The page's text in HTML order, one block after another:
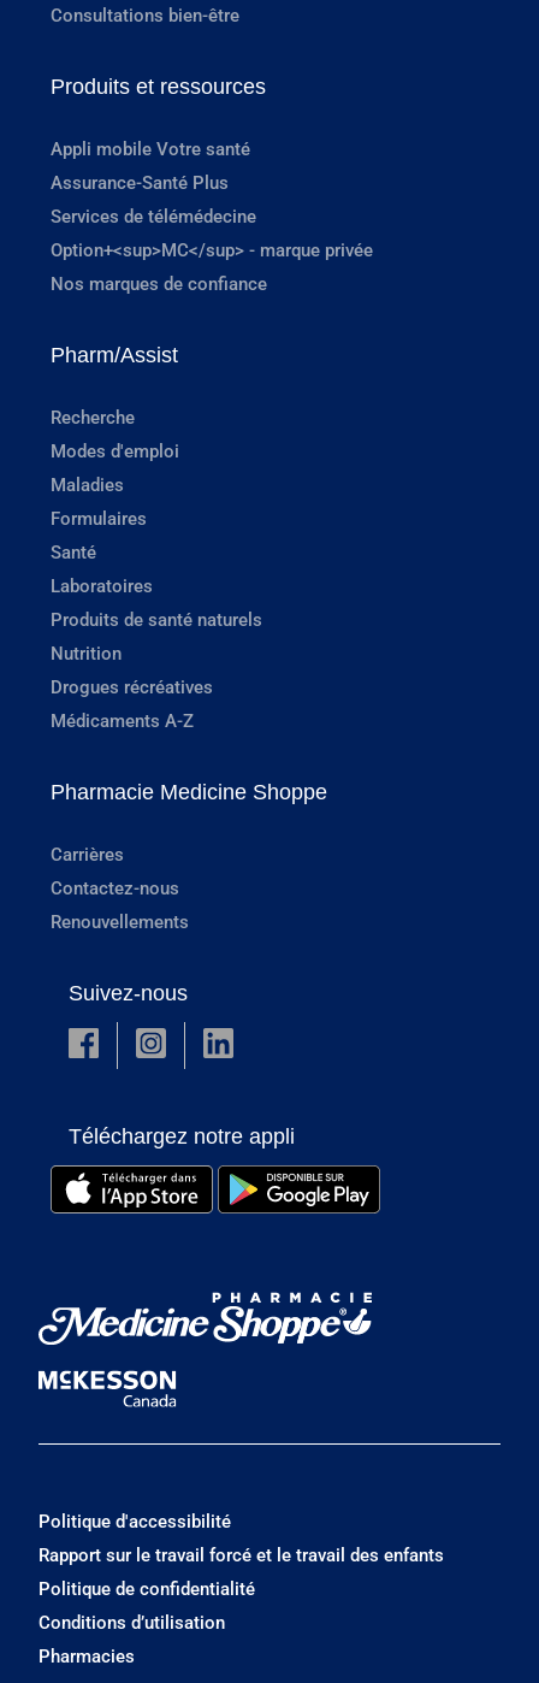
Consultations bien-être
Produits et ressources
Appli mobile Votre santé
Assurance-Santé Plus
Services de télémédecine
Option+<sup>MC</sup> - marque privée
Nos marques de confiance
Pharm/Assist
Recherche
Modes d'emploi
Maladies
Formulaires
Santé
Laboratoires
Produits de santé naturels
Nutrition
Drogues récréatives
Médicaments A-Z
Pharmacie Medicine Shoppe
Carrières
Contactez-nous
Renouvellements
Suivez-nous
Téléchargez notre appli
Politique d'accessibilité
Rapport sur le travail forcé et le travail des enfants
Politique de confidentialité
Conditions d’utilisation
Pharmacies